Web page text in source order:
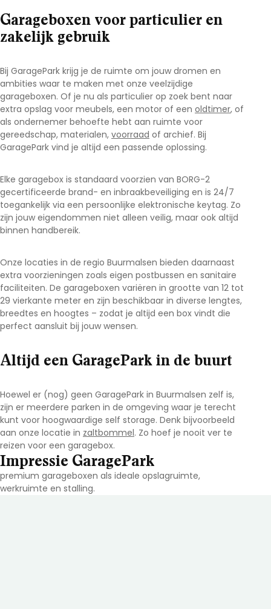
Garageboxen voor particulier en
zakelijk gebruik
Bij GaragePark krijg je de ruimte om jouw dromen en
ambities waar te maken met onze veelzijdige
garageboxen. Of je nu als particulier op zoek bent naar
extra opslag voor meubels, een motor of een oldtimer, of
als ondernemer behoefte hebt aan ruimte voor
gereedschap, materialen, voorraad of archief. Bij
GaragePark vind je altijd een passende oplossing.
Elke garagebox is standaard voorzien van BORG-2
gecertificeerde brand- en inbraakbeveiliging en is 24/7
toegankelijk via een persoonlijke elektronische keytag. Zo
zijn jouw eigendommen niet alleen veilig, maar ook altijd
binnen handbereik.
Onze locaties in de regio Buurmalsen bieden daarnaast
extra voorzieningen zoals eigen postbussen en sanitaire
faciliteiten. De garageboxen variëren in grootte van 12 tot
29 vierkante meter en zijn beschikbaar in diverse lengtes,
breedtes en hoogtes – zodat je altijd een box vindt die
perfect aansluit bij jouw wensen.
Altijd een GaragePark in de buurt
Hoewel er (nog) geen GaragePark in Buurmalsen zelf is,
zijn er meerdere parken in de omgeving waar je terecht
kunt voor hoogwaardige self storage. Denk bijvoorbeeld
aan onze locatie in zaltbommel. Zo hoef je nooit ver te
reizen voor een garagebox.
Impressie GaragePark
premium garageboxen als ideale opslagruimte,
werkruimte en stalling.